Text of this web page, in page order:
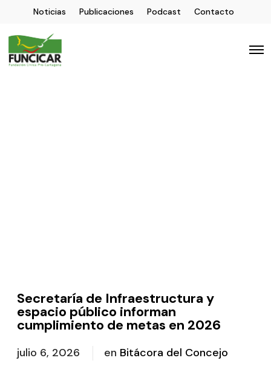
Noticias Publicaciones Podcast Contacto
Secretaría de Infraestructura y
espacio público informan
cumplimiento de metas en 2026
julio 6, 2026 en Bitácora del Concejo